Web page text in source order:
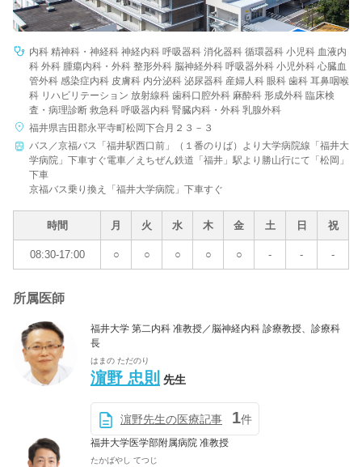
内科 精神科・神経科 神経内科 呼吸器科 消化器科 循環器科 小児科 血液内
科 外科 腫瘍内科・外科 整形外科 脳神経外科 呼吸器外科 小児外科 心臓血
管外科 感染症内科 皮膚科 内分泌科 泌尿器科 産婦人科 眼科 歯科 耳鼻咽喉
科 リハビリテーション 放射線科 歯科口腔外科 麻酔科 形成外科 臨床検
査・病理診断 救急科 呼吸器内科 腎臓内科・外科 乳腺外科
福井県吉田郡永平寺町松岡下合月２３－３
バス／京福バス「福井駅西口前」（１番のりば）より大学病院線「福井大
学病院」下車すぐ電車／えちぜん鉄道「福井」駅より勝山行にて「松岡」
下車
京福バス乗り換え「福井大学病院」下車すぐ
時間 月 火 水 木 金 土 日 祝
08:30-17:00 ○ ○ ○ ○ ○ - - -
所属医師
福井大学 第二内科 准教授／脳神経内科 診療教授、診療科
長
はまの ただのり
濵野 忠則 先生
濵野先生の医療記事 1件
福井大学医学部附属病院 准教授
たかばやし てつじ